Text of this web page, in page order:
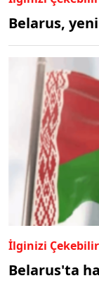
Belarus,
İlginizi Çekebilir
Belarus'ta